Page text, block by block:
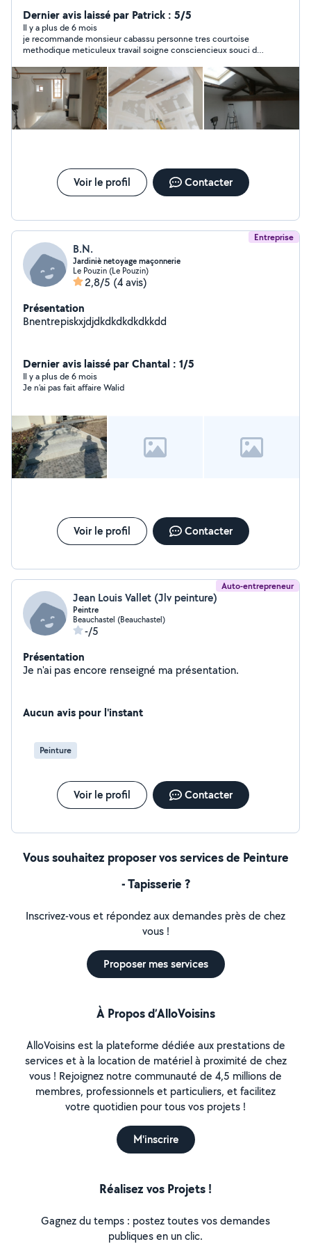
- Crépi - Bandes à joint - Placo - Pose de parquet
flottant
Dernier avis laissé par Patrick : 5/5
Il y a plus de 6 mois
je recommande monsieur cabassu personne tres courtoise
methodique meticuleux travail soigne consciencieux souci du
Voir le profil Contacter
Entreprise
B.N.
Jardiniè netoyage maçonnerie
Le Pouzin (Le Pouzin)
2,8/5 (4 avis)
Présentation
Bnentrepiskxjdjdkdkdkdkdkkdd
Dernier avis laissé par Chantal : 1/5
Il y a plus de 6 mois
Je n’ai pas fait affaire Walid
Voir le profil Contacter
Auto-entrepreneur
Jean Louis Vallet (Jlv peinture)
Peintre
Beauchastel (Beauchastel)
-/5
Présentation
Je n'ai pas encore renseigné ma présentation.
Aucun avis pour l'instant
Peinture
Voir le profil Contacter
Vous souhaitez proposer vos services de Peinture
- Tapisserie ?
Inscrivez-vous et répondez aux demandes près de chez
vous !
Proposer mes services
À Propos d’AlloVoisins
AlloVoisins est la plateforme dédiée aux prestations de
services et à la location de matériel à proximité de chez
vous ! Rejoignez notre communauté de 4,5 millions de
membres, professionnels et particuliers, et facilitez
votre quotidien pour tous vos projets !
M'inscrire
Réalisez vos Projets !
Gagnez du temps : postez toutes vos demandes
publiques en un clic.